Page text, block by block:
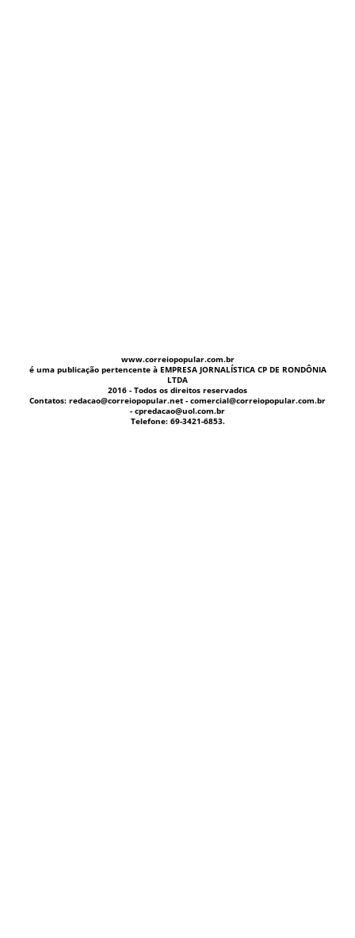
www.correiopopular.com.br
é uma publicação pertencente à EMPRESA JORNALÍSTICA CP DE RONDÔNIA
LTDA
2016 - Todos os direitos reservados
Contatos: redacao@correiopopular.net - comercial@correiopopular.com.br
- cpredacao@uol.com.br
Telefone: 69-3421-6853.